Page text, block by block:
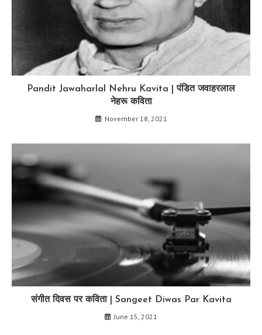
Pandit Jawaharlal Nehru Kavita | पंडित जवाहरलाल
नेहरू कविता
November 18, 2021
संगीत दिवस पर कविता | Sangeet Diwas Par Kavita
June 15, 2021